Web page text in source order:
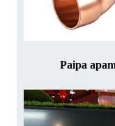
Paipa